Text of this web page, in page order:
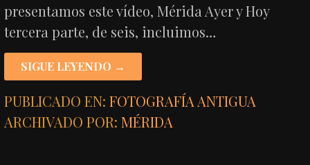
presentamos este vídeo, Mérida Ayer y Hoy
tercera parte, de seis, incluimos…
SIGUE LEYENDO →
PUBLICADO EN:FOTOGRAFÍA ANTIGUA
ARCHIVADO POR:MÉRIDA